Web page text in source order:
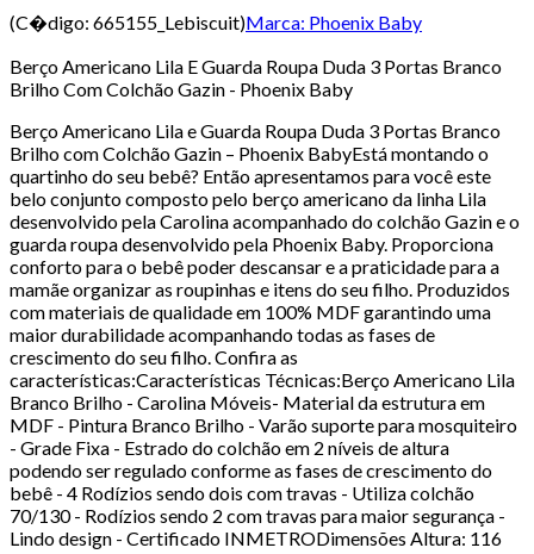
(C�digo: 665155_Lebiscuit)Marca: Phoenix Baby
Berço Americano Lila E Guarda Roupa Duda 3 Portas Branco
Brilho Com Colchão Gazin - Phoenix Baby
Berço Americano Lila e Guarda Roupa Duda 3 Portas Branco
Brilho com Colchão Gazin – Phoenix BabyEstá montando o
quartinho do seu bebê? Então apresentamos para você este
belo conjunto composto pelo berço americano da linha Lila
desenvolvido pela Carolina acompanhado do colchão Gazin e o
guarda roupa desenvolvido pela Phoenix Baby. Proporciona
conforto para o bebê poder descansar e a praticidade para a
mamãe organizar as roupinhas e itens do seu filho. Produzidos
com materiais de qualidade em 100% MDF garantindo uma
maior durabilidade acompanhando todas as fases de
crescimento do seu filho. Confira as
características:Características Técnicas:Berço Americano Lila
Branco Brilho - Carolina Móveis- Material da estrutura em
MDF - Pintura Branco Brilho - Varão suporte para mosquiteiro
- Grade Fixa - Estrado do colchão em 2 níveis de altura
podendo ser regulado conforme as fases de crescimento do
bebê - 4 Rodízios sendo dois com travas - Utiliza colchão
70/130 - Rodízios sendo 2 com travas para maior segurança -
Lindo design - Certificado INMETRODimensões Altura: 116